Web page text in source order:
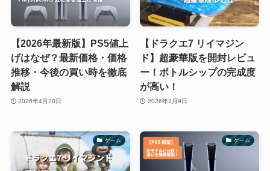
【2026年最新版】PS5値上
げはなぜ？最新価格・価格
推移・今後の買い時を徹底
解説
2026年4月30日
【ドラクエ7 リイマジン
ド】超豪華版を開封レビュ
ー！ボトルシップの完成度
が高い！
2026年2月9日
ゲーム ゲーム